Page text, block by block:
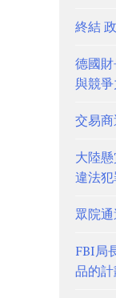
終結
德國
與競爭
交易
大陸
違法
眾院
FBI局
品的